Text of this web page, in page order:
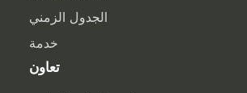
الجدول الزمني
خدمة
تعاون